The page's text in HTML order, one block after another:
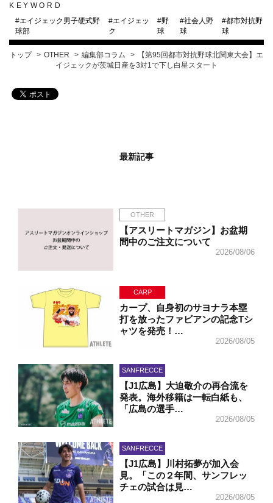
KEYWORD
#エイジェック男子硬式野
球部
#エイジェッ
ク
#野
球
#社会人野
球
#都市対抗野
球
トップ OTHER 編集部コラム
【第95回都市対抗野球北関東大会】エ
イジェックが茨城日産を3対1で下し白星スタート
最新記事
OTHER
【アスリートマガジン】お盆期
間中のご注文について
2026/08/06
CARP
カープ、自身初のサヨナラ本塁
打を放ったファビアンの記念Tシ
ャツを発売！…
2026/08/05
SANFRECCE
【J1広島】大迫敬介の再合流を
発表。海外移籍は一転白紙も、
「広島の選手…
2026/08/05
SANFRECCE
【J1広島】川村拓夢が加入会
見。「この２年間、サンフレッ
チェの試合は見…
2026/08/05